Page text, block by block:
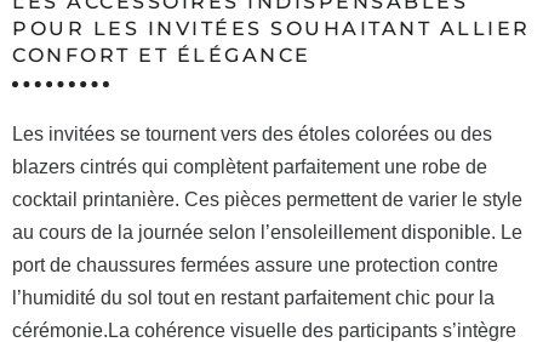
POUR LES INVITÉES SOUHAITANT ALLIER
CONFORT ET ÉLÉGANCE
Les invitées se tournent vers des étoles colorées ou des
blazers cintrés qui complètent parfaitement une robe de
cocktail printanière. Ces pièces permettent de varier le style
au cours de la journée selon l’ensoleillement disponible. Le
port de chaussures fermées assure une protection contre
l’humidité du sol tout en restant parfaitement chic pour la
cérémonie.La cohérence visuelle des participants s’intègre